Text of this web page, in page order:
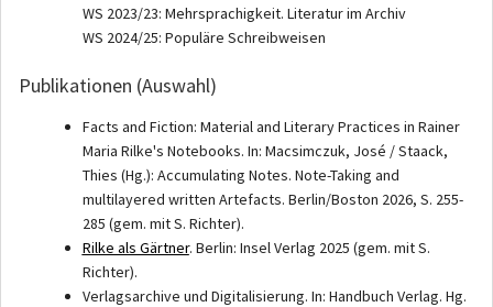
WS 2023/23: Mehrsprachigkeit. Literatur im Archiv
WS 2024/25: Populäre Schreibweisen
Publikationen (Auswahl)
Facts and Fiction: Material and Literary Practices in Rainer
Maria Rilke's Notebooks. In: Macsimczuk, José / Staack,
Thies (Hg.): Accumulating Notes. Note-Taking and
multilayered written Artefacts. Berlin/Boston 2026, S. 255-
285 (gem. mit S. Richter).
Rilke als Gärtner. Berlin: Insel Verlag 2025 (gem. mit S.
Richter).
Verlagsarchive und Digitalisierung. In: Handbuch Verlag. Hg.